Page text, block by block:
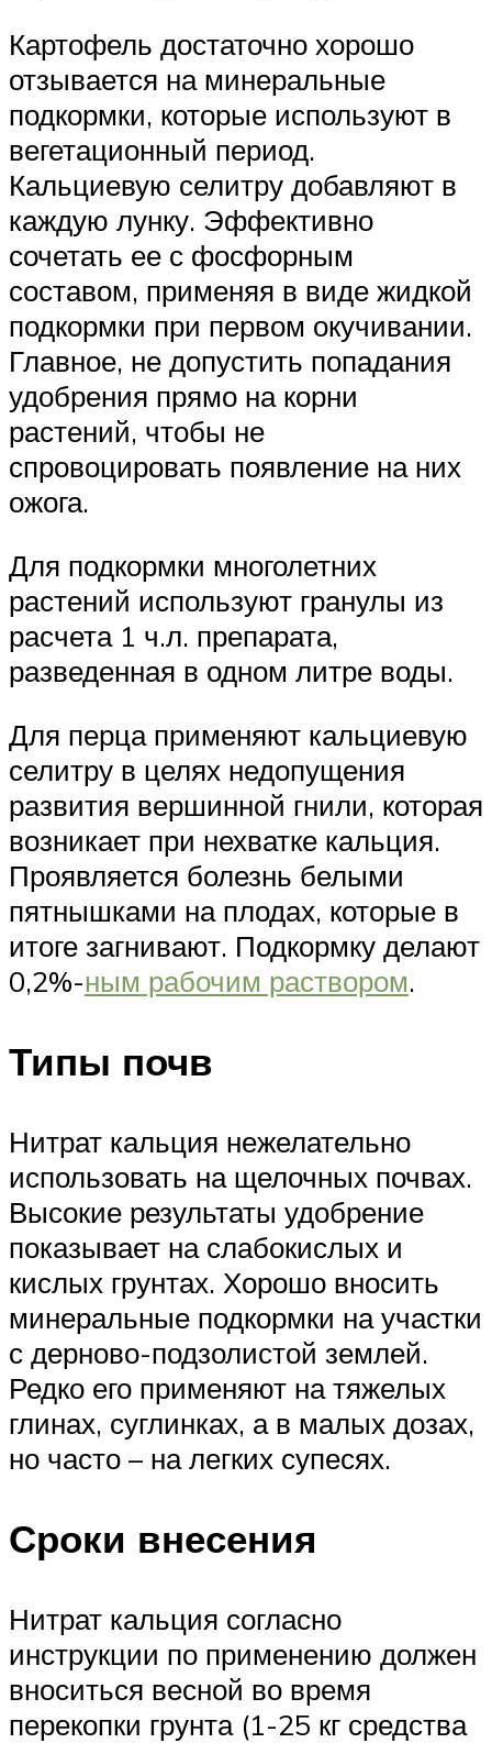
Картофель достаточно хорошо
отзывается на минеральные
подкормки, которые используют в
вегетационный период.
Кальциевую селитру добавляют в
каждую лунку. Эффективно
сочетать ее с фосфорным
составом, применяя в виде жидкой
подкормки при первом окучивании.
Главное, не допустить попадания
удобрения прямо на корни
растений, чтобы не
спровоцировать появление на них
ожога.
Для подкормки многолетних
растений используют гранулы из
расчета 1 ч.л. препарата,
разведенная в одном литре воды.
Для перца применяют кальциевую
селитру в целях недопущения
развития вершинной гнили, которая
возникает при нехватке кальция.
Проявляется болезнь белыми
пятнышками на плодах, которые в
итоге загнивают. Подкормку делают
0,2%-ным рабочим раствором.
Типы почв
Нитрат кальция нежелательно
использовать на щелочных почвах.
Высокие результаты удобрение
показывает на слабокислых и
кислых грунтах. Хорошо вносить
минеральные подкормки на участки
с дерново-подзолистой землей.
Редко его применяют на тяжелых
глинах, суглинках, а в малых дозах,
но часто – на легких супесях.
Сроки внесения
Нитрат кальция согласно
инструкции по применению должен
вноситься весной во время
перекопки грунта (1-25 кг средства